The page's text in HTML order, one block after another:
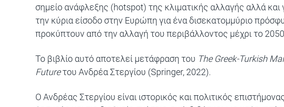
σημείο ανάφλεξης (hotspot) της κλιματικής αλλαγής αλλά
την κύρια είσοδο στην Ευρώπη για ένα δισεκατομμύριο
προκύπτουν από την αλλαγή του περιβάλλοντος μέχρι το
Το βιβλίο αυτό αποτελεί μετάφραση του The Greek-Turkish
Futureτου Ανδρέα Στεργίου (Springer, 2022).
Ο Ανδρέας Στεργίου είναι ιστορικός και πολιτικός